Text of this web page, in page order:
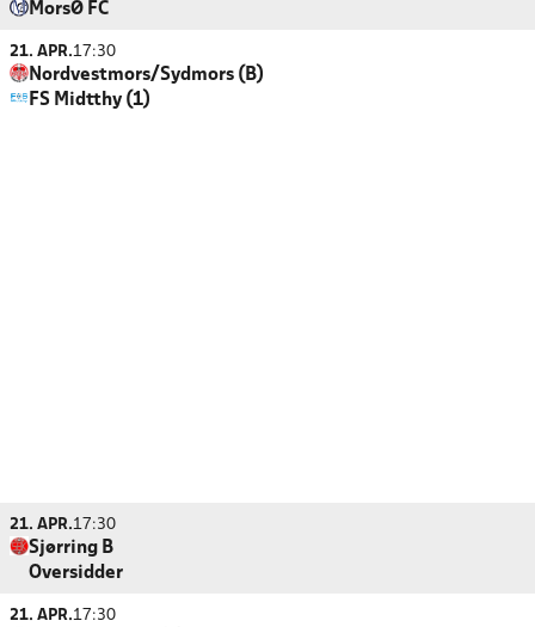
MorsØ FC
21. APR.17:30
Nordvestmors/Sydmors (B)
FS Midtthy (1)
21. APR.17:30
Sjørring B
Oversidder
21. APR.17:30